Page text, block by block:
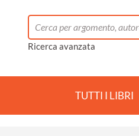
Ricerca avanzata
TUTTI I LIBRI